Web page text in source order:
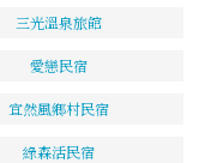
三光溫泉旅館
愛戀民宿
宜然風鄉村民宿
綠森活民宿